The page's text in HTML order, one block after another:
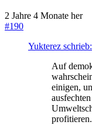
2 Jahre 4 Monate her
#190
Yukterez schrieb:
Auf
einigen,
profitieren.